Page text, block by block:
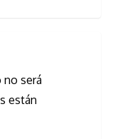
será
están